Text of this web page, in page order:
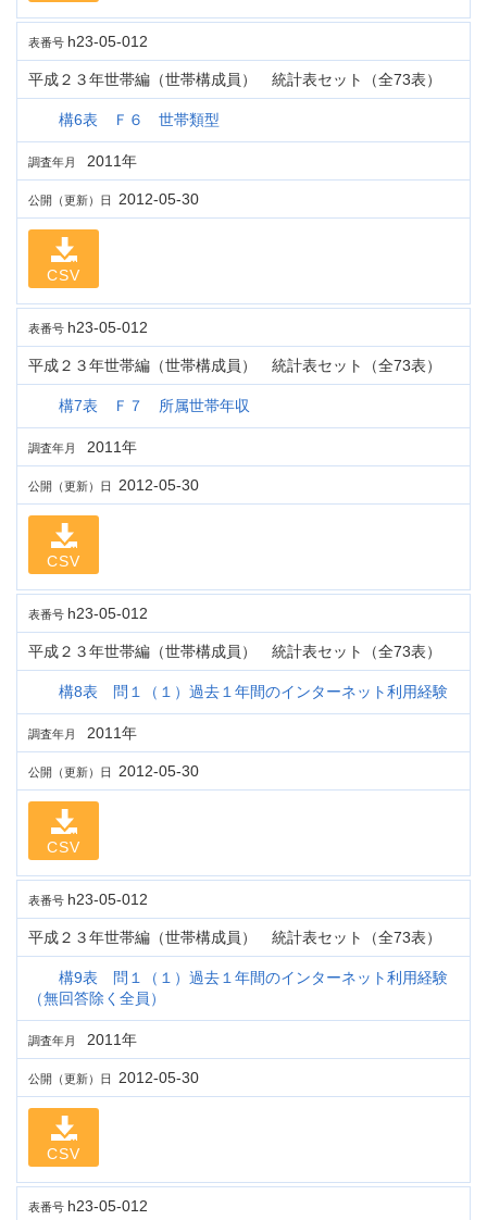
表番号 h23-05-012
平成２３年世帯編（世帯構成員） 統計表セット（全73表）
構6表 Ｆ６ 世帯類型
調査年月 2011年
公開（更新）日 2012-05-30
CSV
表番号 h23-05-012
平成２３年世帯編（世帯構成員） 統計表セット（全73表）
構7表 Ｆ７ 所属世帯年収
調査年月 2011年
公開（更新）日 2012-05-30
CSV
表番号 h23-05-012
平成２３年世帯編（世帯構成員） 統計表セット（全73表）
構8表 問１（１）過去１年間のインターネット利用経験
調査年月 2011年
公開（更新）日 2012-05-30
CSV
表番号 h23-05-012
平成２３年世帯編（世帯構成員） 統計表セット（全73表）
構9表 問１（１）過去１年間のインターネット利用経験
（無回答除く全員）
調査年月 2011年
公開（更新）日 2012-05-30
CSV
表番号 h23-05-012